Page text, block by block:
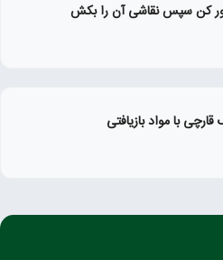
کن سپس نقاشی آن را بکش
با مواد بازیافتی